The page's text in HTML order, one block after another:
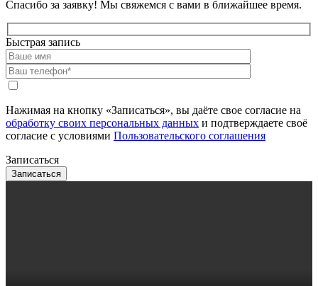
Спасибо за заявку! Мы свяжемся с вами в ближайшее время.
Быстрая запись
Нажимая на кнопку «Записаться», вы даёте свое согласие на
обработку своих персональных данных и подтверждаете своё
согласие с условиями Пользовательского соглашения
Записаться